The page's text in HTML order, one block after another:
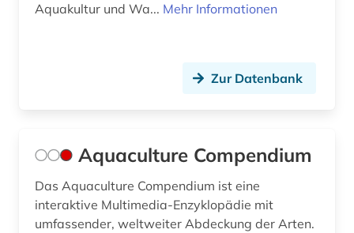
Romanistik (0)
Sport (0)
Werkstoffwissenschaften und
Fertigungstechnik (0)
Aquakultur und Wa... Mehr Informationen
Zur Datenbank
Aquaculture Compendium
Das Aquaculture Compendium ist eine
interaktive Multimedia-Enzyklopädie mit
umfassender, weltweiter Abdeckung der Arten.